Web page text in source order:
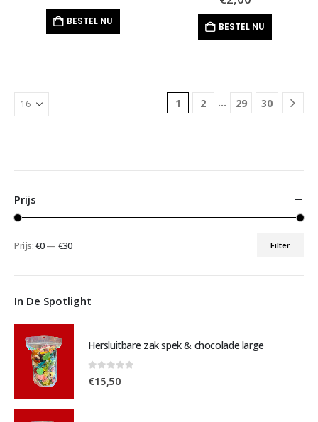
BESTEL NU BESTEL NU
1 2 … 29 30
Prijs
Min.
Max.
Filter
Prijs:€0— €30
In De Spotlight
Hersluitbare zak spek & chocolade large
€15,50